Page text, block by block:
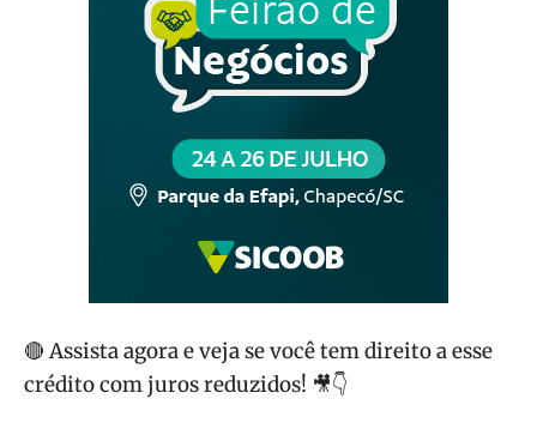
🔴 Assista agora e veja se você tem direito a esse
crédito com juros reduzidos! 🎥👇